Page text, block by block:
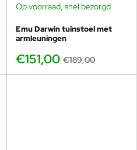
uzelf onder in
-20%
Op voorraad, snel bezorgd
Emu Darwin tuinstoel met
armleuningen
€151,00 €189,00